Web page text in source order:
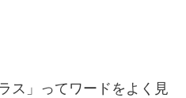
ス」ってワードをよく見